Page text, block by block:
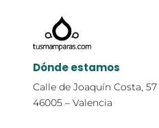
Dónde estamos
Calle de Joaquín Costa, 57
46005 – Valencia